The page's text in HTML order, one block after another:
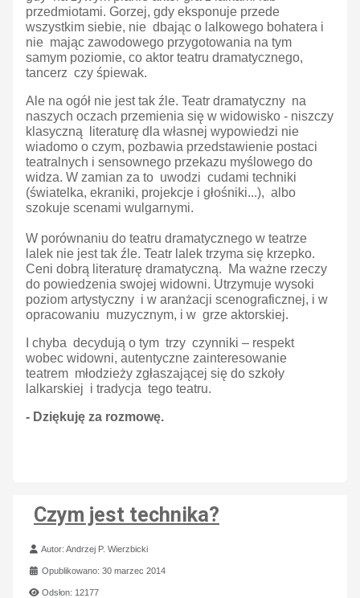
przedmiotami. Gorzej, gdy eksponuje przede
wszystkim siebie, nie dbając o lalkowego bohatera i
nie mając zawodowego przygotowania na tym
samym poziomie, co aktor teatru dramatycznego,
tancerz czy śpiewak.
Ale na ogół nie jest tak źle. Teatr dramatyczny na
naszych oczach przemienia się w widowisko - niszczy
klasyczną literaturę dla własnej wypowiedzi nie
wiadomo o czym, pozbawia przedstawienie postaci
teatralnych i sensownego przekazu myślowego do
widza. W zamian za to uwodzi cudami techniki
(światelka, ekraniki, projekcje i głośniki...), albo
szokuje scenami wulgarnymi.
W porównaniu do teatru dramatycznego w teatrze
lalek nie jest tak źle. Teatr lalek trzyma się krzepko.
Ceni dobrą literaturę dramatyczną. Ma ważne rzeczy
do powiedzenia swojej widowni. Utrzymuje wysoki
poziom artystyczny i w aranżacji scenograficznej, i w
opracowaniu muzycznym, i w grze aktorskiej.
I chyba decydują o tym trzy czynniki – respekt
wobec widowni, autentyczne zainteresowanie
teatrem młodzieży zgłaszającej się do szkoły
lalkarskiej i tradycja tego teatru.
- Dziękuję za rozmowę.
Czym jest technika?
Szczegóły
Autor:Andrzej P. Wierzbicki
Opublikowano: 30 marzec 2014
Odsłon: 12177